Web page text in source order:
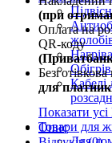
Кабелі
Показати
Товари для
(при
Оплата на
QR-коду
для
Опис